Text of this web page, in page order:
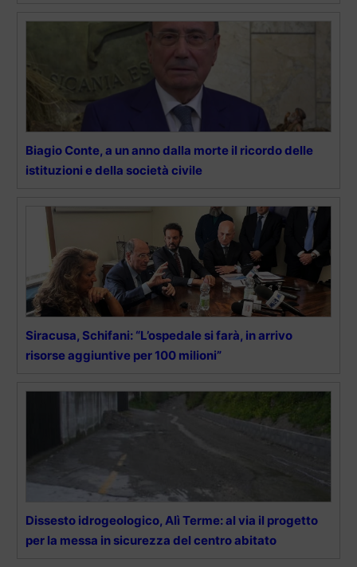
Biagio Conte, a un anno dalla morte il ricordo delle
istituzioni e della società civile
Siracusa, Schifani: “L’ospedale si farà, in arrivo
risorse aggiuntive per 100 milioni”
Dissesto idrogeologico, Alì Terme: al via il progetto
per la messa in sicurezza del centro abitato